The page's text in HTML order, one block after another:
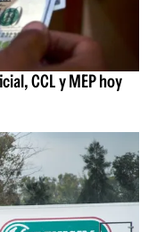
CCL y MEP hoy